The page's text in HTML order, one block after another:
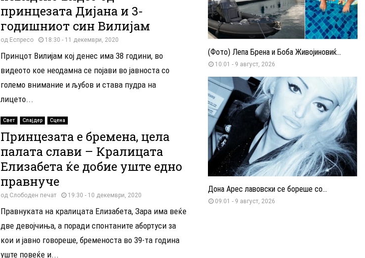
принцезата Дијана и 3-
годишниот син Вилијам
од Еспресо 18:30 - 11 декември, 2020
Принцот Вилијам кој денес има 38 години, во
видеото кое неодамна се појави во јавноста со
големо внимание и љубов и става пудра на
лицето...
Свет Слајдер Сцена
Принцезата е бремена, цела
палата слави – Кралицата
Елизабета ќе добие уште едно
правнуче
од Слободен печат 19:30 - 10 декември, 2020
Правнуката на кралицата Елизабета, Зара има веќе
две девојчиња, а поради спонтаните абортуси за
кои и јавно говореше, бременоста во 39-та година
уште повеќе и...
(Фото) Лепа Брена и Боба Живојиновиќ...
10:01 - 9 август, 2026
Дона Арес лавовски се бореше со...
09:01 - 9 август, 2026